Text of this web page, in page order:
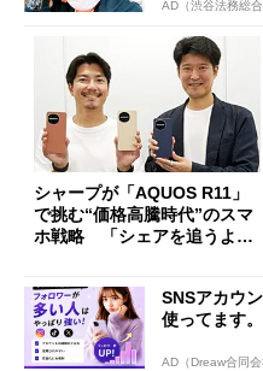
AD（渋谷法務総合
シャープが「AQUOS R11」
で挑む“価格高騰時代”のスマ
ホ戦略 「シェアを追うより
SNSアカウ
使ってます。
AD（Dreaw合同会